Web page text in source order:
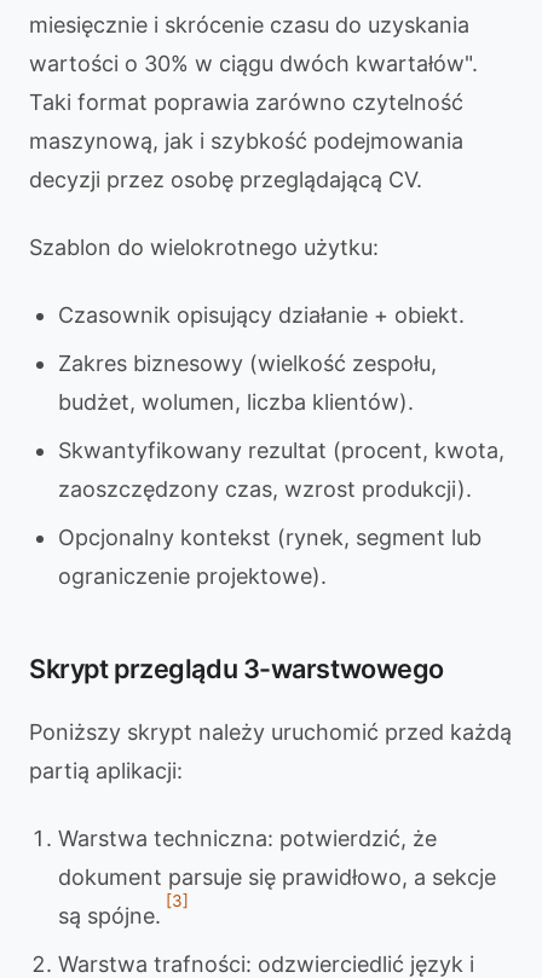
miesięcznie i skrócenie czasu do uzyskania
wartości o 30% w ciągu dwóch kwartałów".
Taki format poprawia zarówno czytelność
maszynową, jak i szybkość podejmowania
decyzji przez osobę przeglądającą CV.
Szablon do wielokrotnego użytku:
Czasownik opisujący działanie + obiekt.
Zakres biznesowy (wielkość zespołu,
budżet, wolumen, liczba klientów).
Skwantyfikowany rezultat (procent, kwota,
zaoszczędzony czas, wzrost produkcji).
Opcjonalny kontekst (rynek, segment lub
ograniczenie projektowe).
Skrypt przeglądu 3-warstwowego
Poniższy skrypt należy uruchomić przed każdą
partią aplikacji:
Warstwa techniczna: potwierdzić, że
dokument parsuje się prawidłowo, a sekcje
są spójne.
[3]
Warstwa trafności: odzwierciedlić język i